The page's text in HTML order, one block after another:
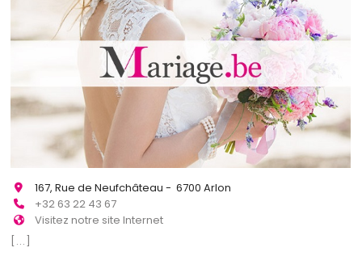
167, Rue de Neufchâteau - 6700 Arlon
+32 63 22 43 67
Visitez notre site Internet
[...]